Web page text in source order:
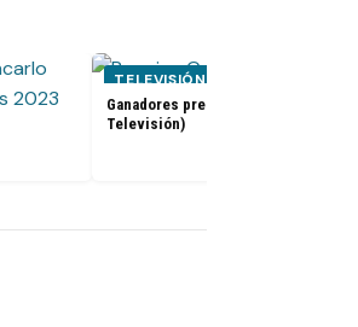
TELEVISIÓN
Ganadores premios Golden Globes
Televisión)